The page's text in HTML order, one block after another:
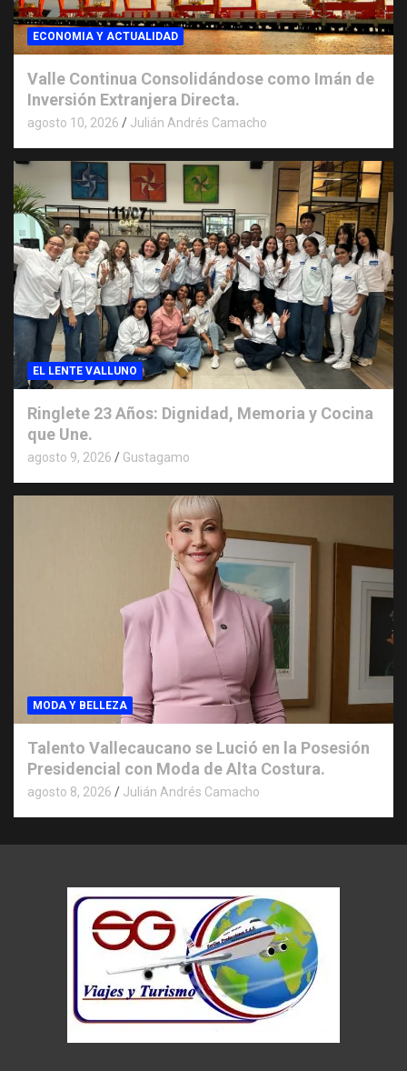
ECONOMIA Y ACTUALIDAD
Valle Continua Consolidándose como Imán de
Inversión Extranjera Directa.
agosto 10, 2026 Julián Andrés Camacho
EL LENTE VALLUNO
Ringlete 23 Años: Dignidad, Memoria y Cocina
que Une.
agosto 9, 2026 Gustagamo
MODA Y BELLEZA
Talento Vallecaucano se Lució en la Posesión
Presidencial con Moda de Alta Costura.
agosto 8, 2026 Julián Andrés Camacho